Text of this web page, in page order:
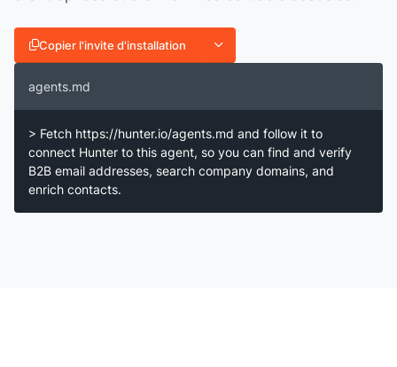
Copier l'invite d'installation
agents.md
> Fetch https://hunter.io/agents.md and follow it to
connect Hunter to this agent, so you can find and verify
B2B email addresses, search company domains, and
enrich contacts.